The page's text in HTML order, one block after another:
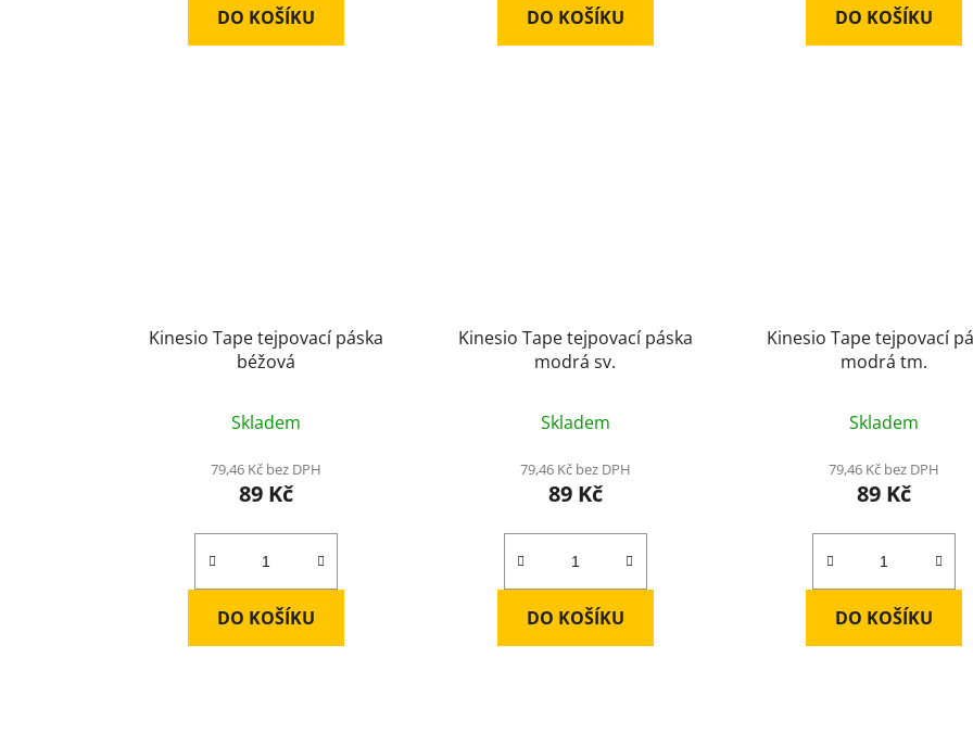
DO KOŠÍKU DO KOŠÍKU DO KOŠÍKU
Kinesio Tape tejpovací páska
béžová
Skladem
79,46 Kč bez DPH
89 Kč
DO KOŠÍKU
Kinesio Tape tejpovací páska
modrá sv.
Skladem
79,46 Kč bez DPH
89 Kč
DO KOŠÍKU
Kinesio Tape tejpovací
modrá tm.
Skladem
79,46 Kč bez DPH
89 Kč
DO KOŠÍKU